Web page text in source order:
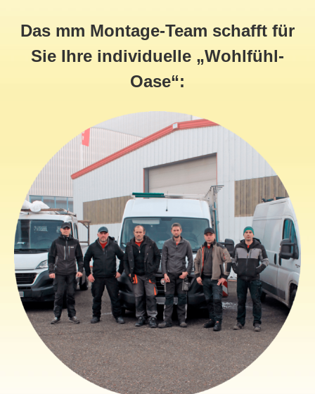
Das mm Montage-Team schafft für
Sie Ihre individuelle „Wohlfühl-
Oase“: